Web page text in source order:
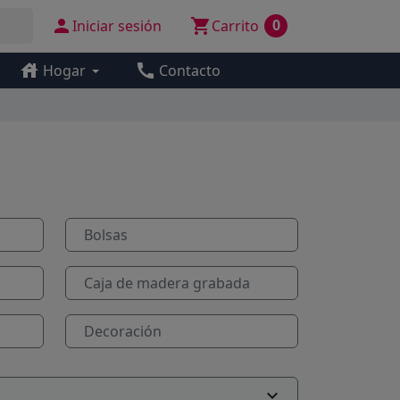
Iniciar sesión Carrito 0
house Hogar call Contacto
Bolsas
Caja de madera grabada
Decoración
